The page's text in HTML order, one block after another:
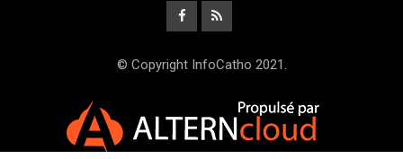
© Copyright InfoCatho 2021.